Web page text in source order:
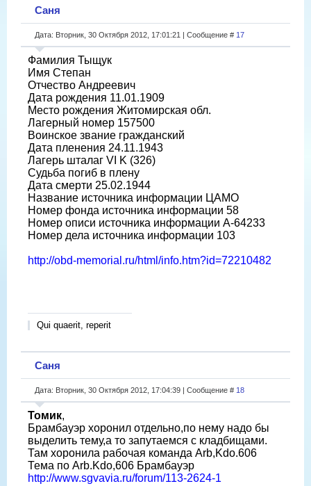
Саня
Дата: Вторник, 30 Октября 2012, 17:01:21 | Сообщение # 17
Фамилия Тыщук
Имя Степан
Отчество Андреевич
Дата рождения 11.01.1909
Место рождения Житомирская обл.
Лагерный номер 157500
Воинское звание гражданский
Дата пленения 24.11.1943
Лагерь шталаг VI K (326)
Судьба погиб в плену
Дата смерти 25.02.1944
Название источника информации ЦАМО
Номер фонда источника информации 58
Номер описи источника информации A-64233
Номер дела источника информации 103
http://obd-memorial.ru/html/info.htm?id=72210482
Qui quaerit, reperit
Саня
Дата: Вторник, 30 Октября 2012, 17:04:39 | Сообщение # 18
Томик,
Брамбауэр хоронил отдельно,по нему надо бы
выделить тему,а то запутаемся с кладбищами.
Там хоронила рабочая команда Arb,Kdo.606
Тема по Arb.Kdo,606 Брамбауэр
http://www.sgvavia.ru/forum/113-2624-1